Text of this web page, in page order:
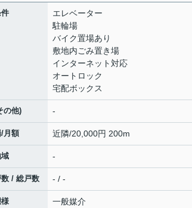
エレベーター
駐輪場
バイク置場あり
敷地内ごみ置き場
インターネット対応
オートロック
宅配ボックス
の他) -
月額 近隣/20,000円 200m
-
/ 総戸数 - / -
一般媒介